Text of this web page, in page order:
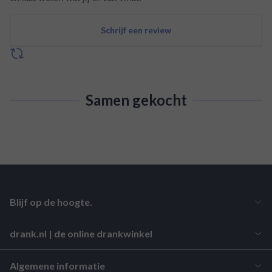
Schrijf een review
Samen gekocht
drank.nl | de online drankwinkel
Algemene informatie
Blijf op de hoogte.